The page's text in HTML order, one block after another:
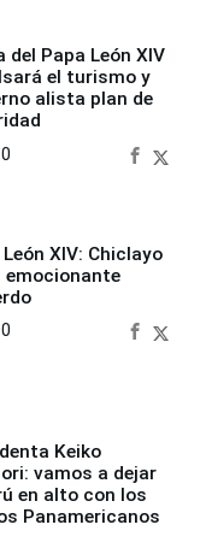
del Papa León XIV
el turismo y
alista plan de
XIV: Chiclayo
emocionante
Keiko
vamos a dejar
en alto con los
Panamericanos